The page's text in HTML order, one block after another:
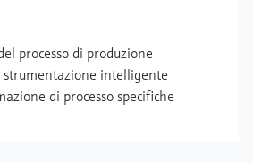
processo di produzione
strumentazione intelligente
di processo specifiche